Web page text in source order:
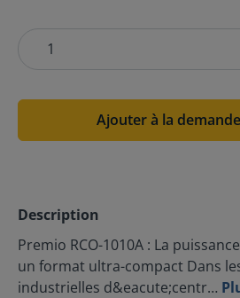
Ajouter à la
Description
Premio RCO-1010A : La
un format ultra-compact Dans
industrielles d&eacute;centr…